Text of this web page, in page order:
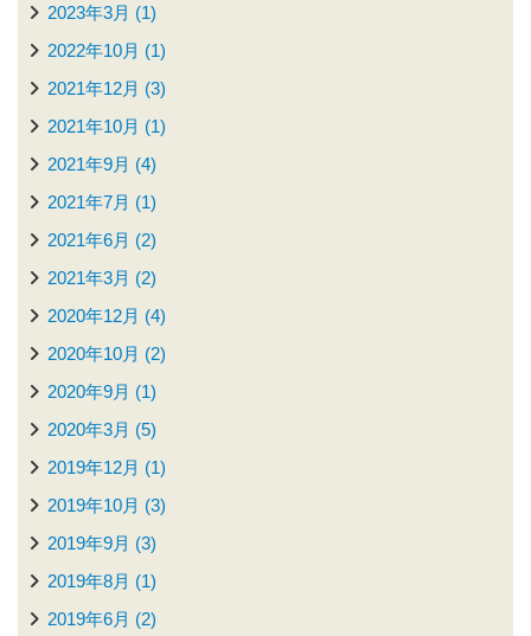
2023年3月 (1)
2022年10月 (1)
2021年12月 (3)
2021年10月 (1)
2021年9月 (4)
2021年7月 (1)
2021年6月 (2)
2021年3月 (2)
2020年12月 (4)
2020年10月 (2)
2020年9月 (1)
2020年3月 (5)
2019年12月 (1)
2019年10月 (3)
2019年9月 (3)
2019年8月 (1)
2019年6月 (2)